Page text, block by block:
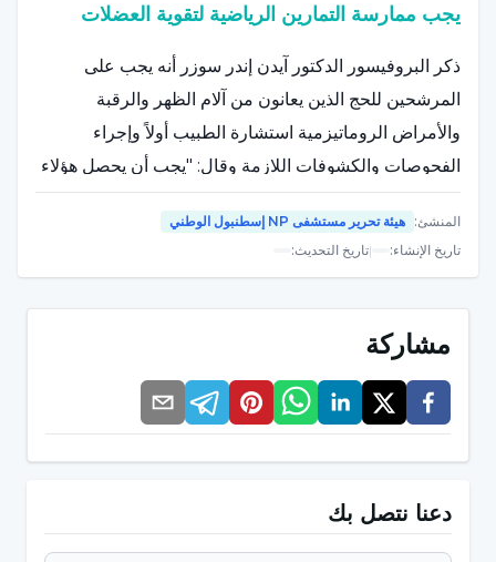
يجب ممارسة التمارين الرياضية لتقوية العضلات
ذكر البروفيسور الدكتور آيدن إندر سوزر أنه يجب على
المرشحين للحج الذين يعانون من آلام الظهر والرقبة
والأمراض الروماتيزمية استشارة الطبيب أولاً وإجراء
الفحوصات والكشوفات اللازمة وقال: "يجب أن يحصل هؤلاء
الأشخاص على التطعيمات اللازمة. وينبغي علاج الأمراض
التي يتم تشخيصها بعد فحص أمراض المفاصل قبل الحج،
وسيكون من المناسب للمرشحين للحج القيام بتمارين تقوية
وأشار الدكتور آيدن إندير سوزر إلى أن العمر والجنس
والمهنة والحالة الصحية للشخص مهمة في تحديد مقدار
التمارين الرياضية، وقال: "إن ممارسة الرياضة تسرع الدورة
الدموية، وتزيد من قدرة الجهاز التنفسي، وتزيد من معدل
ضربات القلب وعددها، وتوفر توسعاً في الأوعية في
العضلات، وتسرع من إفراز مخلفات الهضم والتمثيل الغذائي.
المنشئ: هيئة تحرير مستشفى NP إسطنبول الوطني
تاريخ الإنشاء:
|تاريخ التحديث:
مشاركة
دعنا نتصل بك